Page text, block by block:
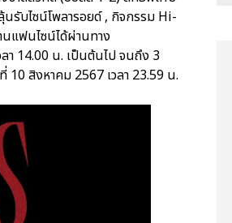
รับไซน์โพลารอยด์ , กิจกรรม Hi-
นแฟนไซน์ได้ผ่านทาง
า 14.00 น. เป็นต้นไป จนถึง 3
10 สิงหาคม 2567 เวลา 23.59 น.